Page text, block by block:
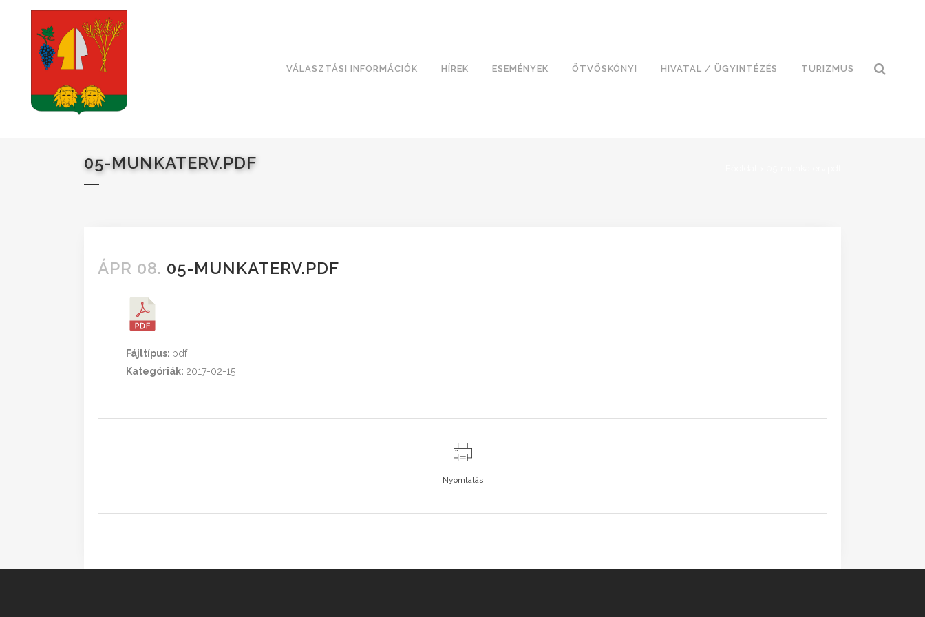
VÁLASZTÁSI INFORMÁCIÓK HÍREK ESEMÉNYEK ÖTVÖSKÓNYI HIVATAL / ÜGYINTÉZÉS TURIZMUS
05-MUNKATERV.PDF
ÁPR 08. 05-MUNKATERV.PDF
Fájltípus: pdf
Kategóriák: 2017-02-15
Nyomtatás